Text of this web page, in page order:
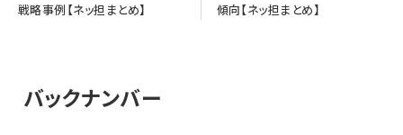
戦略事例【ネッ担まとめ】
傾向【ネッ担まとめ】
バックナンバー